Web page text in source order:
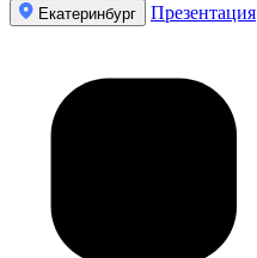
Екатеринбург Презентация